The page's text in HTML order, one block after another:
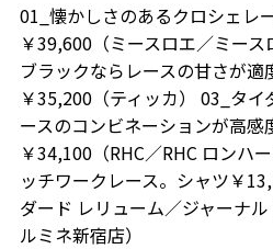
01_懐かしさのあるクロシェレ
￥39,600（ミースロエ／ミース
ブラックならレースの甘さが適
￥35,200（ティッカ） 03_タ
ースのコンビネーションが高感
￥34,100（RHC／RHC ロンハ
ッチワークレース。シャツ￥
ダード レリューム／ジャーナ
ルミネ新宿店）